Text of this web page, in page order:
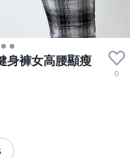
褲女高腰顯瘦
0